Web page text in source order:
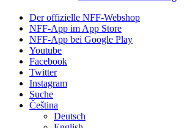
Der offizielle NFF-Webshop
NFF-App im App Store
NFF-App bei Google Play
Youtube
Facebook
Twitter
Instagram
Suche
Čeština
Deutsch